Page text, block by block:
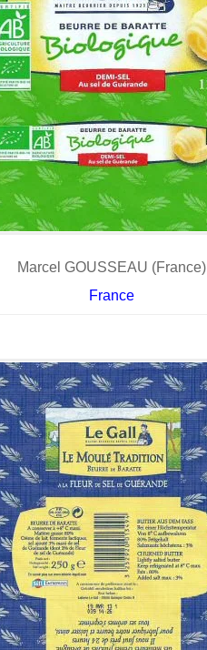
Marcel GOUSSEAU (France)
France